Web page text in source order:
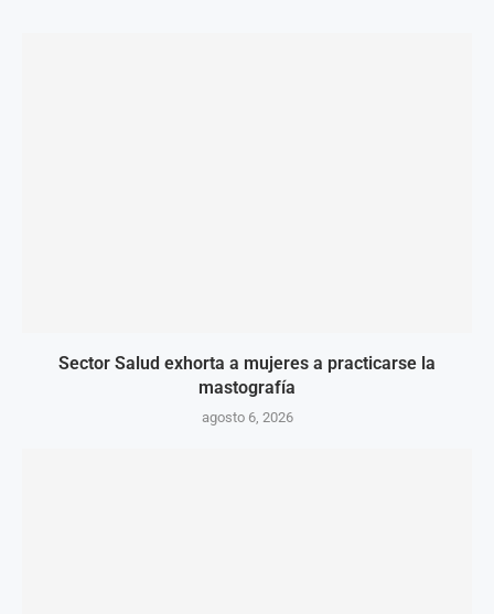
Sector Salud exhorta a mujeres a practicarse la
mastografía
agosto 6, 2026